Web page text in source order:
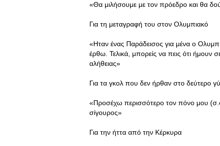
«Θα μιλήσουμε με τον πρόεδρο και θα
Για τη μεταγραφή του στον Ολυμπιακό
«Ηταν ένας Παράδεισος για μένα ο
έρθω. Τελικά, μπορείς να πεις ότι ήμουν
αλήθειας»
Για τα γκολ που δεν ήρθαν στο δεύτερο
«Προσέχω περισσότερο τον πόνο μου
σίγουρος»
Για την ήττα από την Κέρκυρα